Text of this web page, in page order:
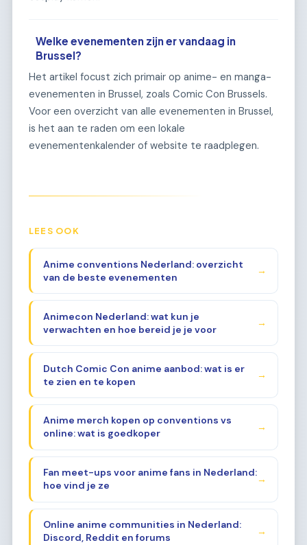
Welke evenementen zijn er vandaag in
Brussel?
Het artikel focust zich primair op anime- en manga-
evenementen in Brussel, zoals Comic Con Brussels.
Voor een overzicht van alle evenementen in Brussel,
is het aan te raden om een lokale
evenementenkalender of website te raadplegen.
LEES OOK
Anime conventions Nederland: overzicht
van de beste evenementen
→
Animecon Nederland: wat kun je
verwachten en hoe bereid je je voor
→
Dutch Comic Con anime aanbod: wat is er
te zien en te kopen
→
Anime merch kopen op conventions vs
online: wat is goedkoper
→
Fan meet-ups voor anime fans in Nederland:
hoe vind je ze
→
Online anime communities in Nederland:
Discord, Reddit en forums
→